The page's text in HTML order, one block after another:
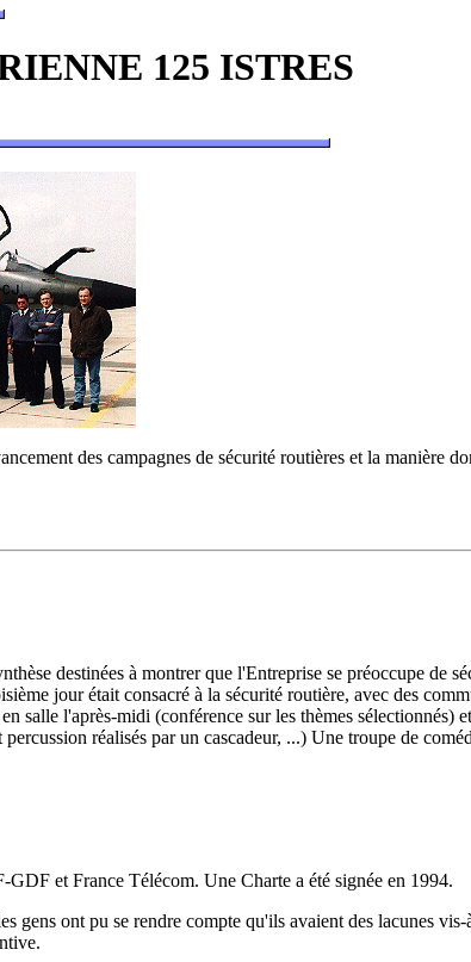
125 ISTRES
des campagnes de sécurité routières et la manière
destinées à montrer que l'Entreprise se préoccupe de
jour était consacré à la sécurité routière, avec des
salle l'après-midi (conférence sur les thèmes sélectionnés)
réalisés par un cascadeur, ...) Une troupe de
et France Télécom. Une Charte a été signée en 1994.
gens ont pu se rendre compte qu'ils avaient des lacunes